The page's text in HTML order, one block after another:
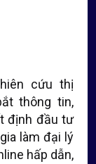
cứu thị
thông tin,
định đầu tư
làm đại lý
hấp dẫn,